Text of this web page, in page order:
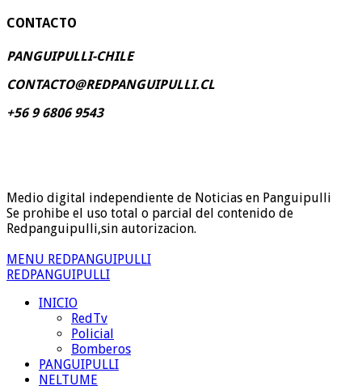
CONTACTO
PANGUIPULLI-CHILE
CONTACTO@REDPANGUIPULLI.CL
+56 9 6806 9543
Medio digital independiente de Noticias en Panguipulli
Se prohibe el uso total o parcial del contenido de
Redpanguipulli,sin autorizacion.
MENU REDPANGUIPULLI
REDPANGUIPULLI
INICIO
RedTv
Policial
Bomberos
PANGUIPULLI
NELTUME